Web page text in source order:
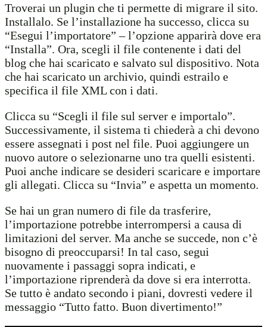
Troverai un plugin che ti permette di migrare il sito.
Installalo. Se l’installazione ha successo, clicca su
“Esegui l’importatore” – l’opzione apparirà dove era
“Installa”. Ora, scegli il file contenente i dati del
blog che hai scaricato e salvato sul dispositivo. Nota
che hai scaricato un archivio, quindi estrailo e
specifica il file XML con i dati.
Clicca su “Scegli il file sul server e importalo”.
Successivamente, il sistema ti chiederà a chi devono
essere assegnati i post nel file. Puoi aggiungere un
nuovo autore o selezionarne uno tra quelli esistenti.
Puoi anche indicare se desideri scaricare e importare
gli allegati. Clicca su “Invia” e aspetta un momento.
Se hai un gran numero di file da trasferire,
l’importazione potrebbe interrompersi a causa di
limitazioni del server. Ma anche se succede, non c’è
bisogno di preoccuparsi! In tal caso, segui
nuovamente i passaggi sopra indicati, e
l’importazione riprenderà da dove si era interrotta.
Se tutto è andato secondo i piani, dovresti vedere il
messaggio “Tutto fatto. Buon divertimento!”